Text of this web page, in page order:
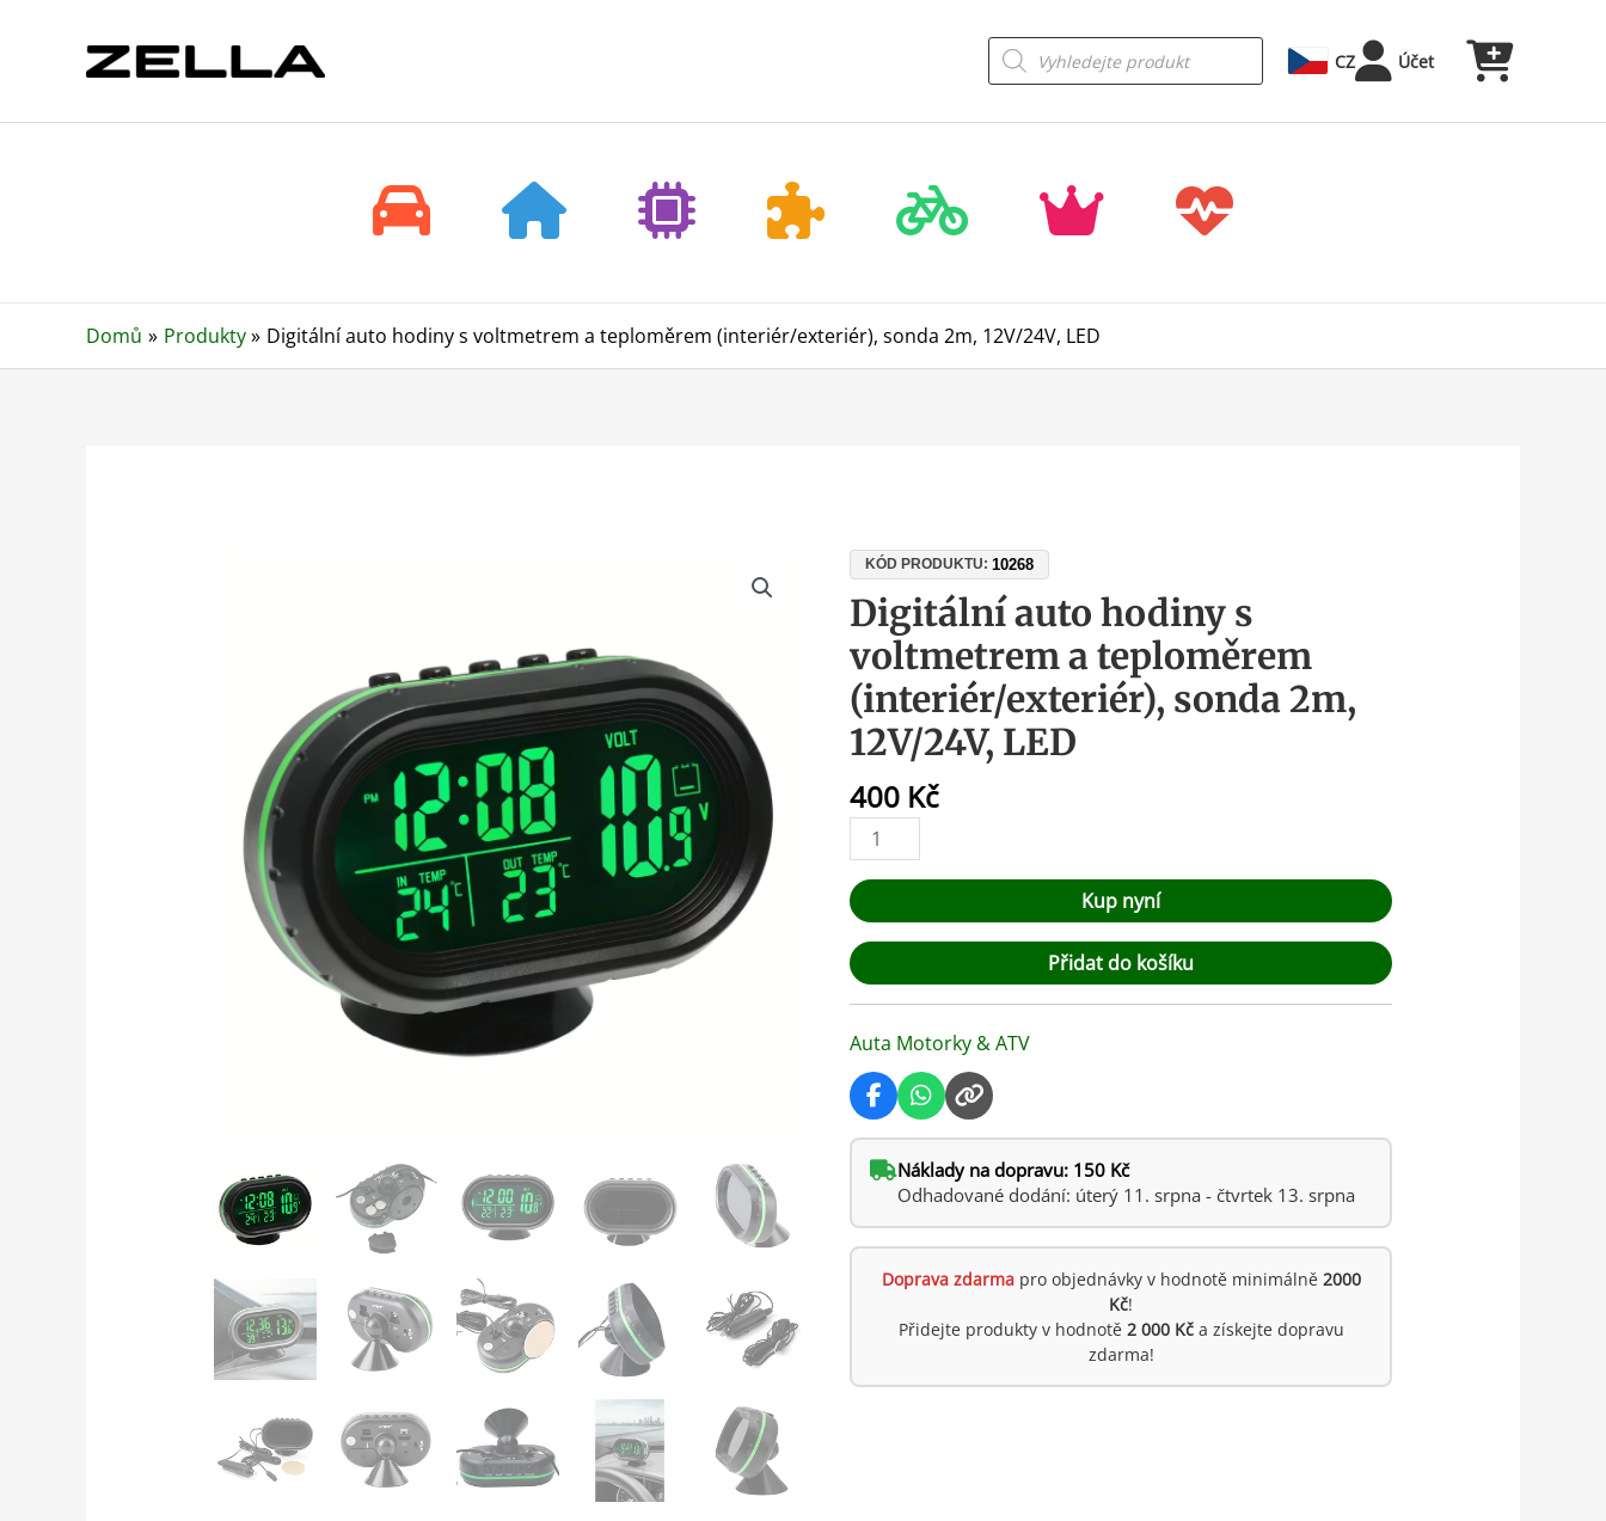
Products
search CZ Účet
Domů Produkty Digitální auto hodiny s voltmetrem a teploměrem (interiér/exteriér), sonda 2m, 12V/24V, LED
KÓD PRODUKTU:10268
Digitální auto hodiny s
voltmetrem a teploměrem
(interiér/exteriér), sonda 2m,
12V/24V, LED
400 Kč
Digitální
auto
hodiny
s
voltmetrem
a
teploměrem
(interiér/exteriér),
sonda
2m,
12V/24V,
LED
množství
Kup nyní
Přidat do košíku
Auta Motorky & ATV
Náklady na dopravu: 150 Kč
Odhadované dodání: úterý 11. srpna - čtvrtek 13. srpna
Doprava zdarmapro objednávky v hodnotě minimálně 2000
Kč!
Přidejte produkty v hodnotě 2 000 Kča získejte dopravu
zdarma!